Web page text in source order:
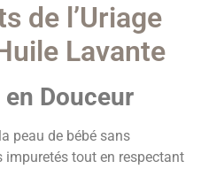
de l’Uriage
Lavante
Douceur
peau de bébé sans
impuretés tout en respectant